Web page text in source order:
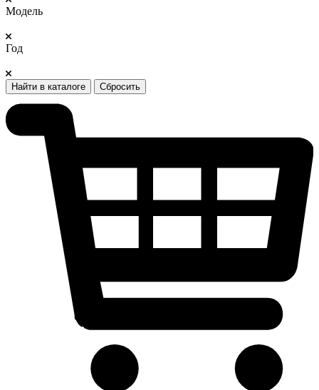
Модель
Год
Найти в каталоге Сбросить